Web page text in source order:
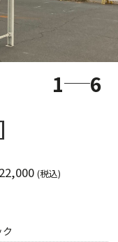
1 6
(税込)